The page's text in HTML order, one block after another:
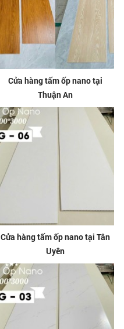
Cửa hàng tấm ốp nano tại
Thuận An
Cửa hàng tấm ốp nano tại Tân
Uyên